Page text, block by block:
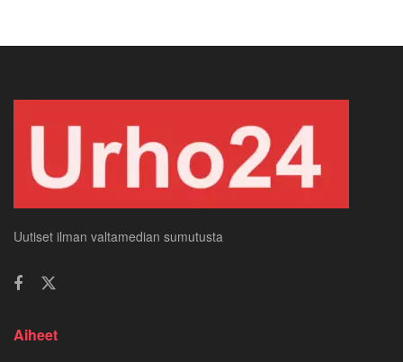
Uutiset ilman valtamedian sumutusta
Aiheet